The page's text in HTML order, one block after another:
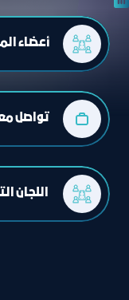
أعضاء
تواصل
اللجان